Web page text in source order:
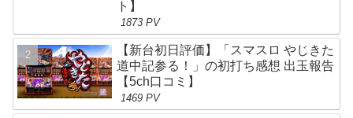
ト】
1873 PV
【新台初日評価】「スマスロ やじきた
道中記参る！」の初打ち感想 出玉報告
【5ch口コミ】
1469 PV